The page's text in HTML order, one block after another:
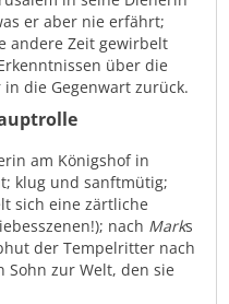
er aber nie erfährt;
andere Zeit gewirbelt
über die
die Gegenwart zurück.
am Königshof in
klug und sanftmütig;
sich eine zärtliche
nach Marks
der Tempelritter nach
zur Welt, den sie